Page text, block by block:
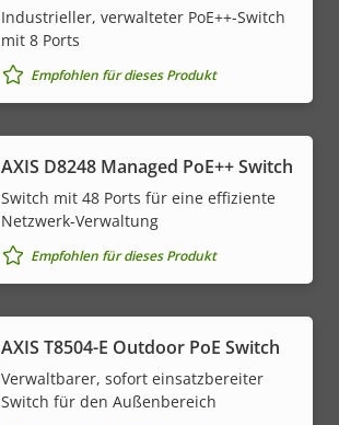
Industrieller, verwalteter PoE++-Switch
mit 8 Ports
Empfohlen für dieses Produkt
AXIS D8248 Managed PoE++ Switch
Switch mit 48 Ports für eine effiziente
Netzwerk-Verwaltung
Empfohlen für dieses Produkt
AXIS T8504-E Outdoor PoE Switch
Verwaltbarer, sofort einsatzbereiter
Switch für den Außenbereich